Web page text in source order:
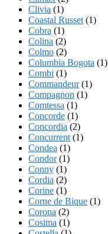
Clivia (1)
Coastal Russet (1)
Cobra (1)
Colina (2)
Colmo (2)
Columbia Bogota (1)
Combi (1)
Commandeur(1)
Compagnon (1)
Comtessa (1)
Concorde (1)
Concordia (2)
Concurrent (1)
Condea (1)
Condor(1)
Conny (1)
Cordia (2)
Corine (1)
Corne de Bique (1)
Corona (2)
Cosima (1)